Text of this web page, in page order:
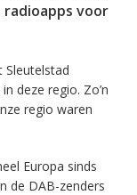
voor
Sleutelstad
deze regio. Zo’n
regio waren
Europa sinds
de DAB-zenders